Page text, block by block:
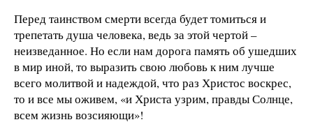
Перед таинством смерти всегда будет томиться и
трепетать душа человека, ведь за этой чертой –
неизведанное. Но если нам дорога память об ушедших
в мир иной, то выразить свою любовь к ним лучше
всего молитвой и надеждой, что раз Христос воскрес,
то и все мы оживем, «и Христа узрим, правды Солнце,
всем жизнь возсияющи»!